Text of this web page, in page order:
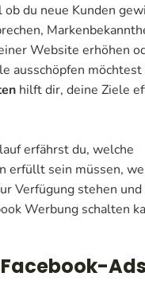
ob du neue Kunden
Website erhöhen
ausschöpfen möchtest
hilft dir, deine Ziele
erfährst du, welche
erfüllt sein müssen,
Verfügung stehen
Werbung schalten